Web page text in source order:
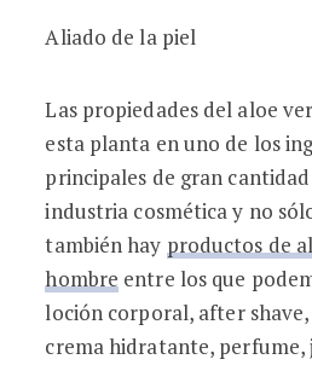
Aliado de la piel
Las propiedades del aloe
esta planta en uno de los
principales de gran
industria cosmética y no
también hay productos de
hombre entre los que
loción corporal, after
crema hidratante,